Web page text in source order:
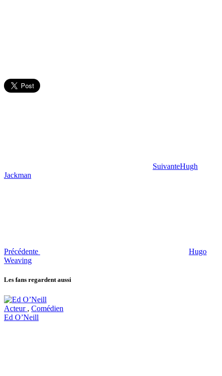
SuivanteHugh
Jackman
Précédente
Hugo
Weaving
Les fans regardent aussi
Acteur , Comédien
Ed O’Neill